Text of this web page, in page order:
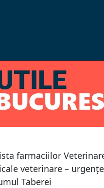
farmaciilor
veterinare –
Taberei